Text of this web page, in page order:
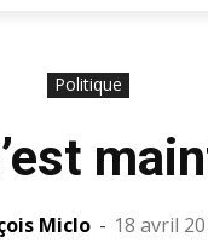
Politique
Miclo - 18 avril